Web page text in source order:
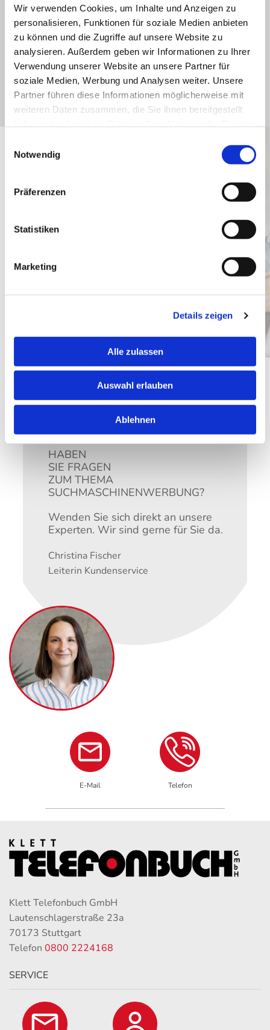
Wir verwenden Cookies, um Inhalte und Anzeigen zu
personalisieren, Funktionen für soziale Medien anbieten
zu können und die Zugriffe auf unsere Website zu
analysieren. Außerdem geben wir Informationen zu Ihrer
Verwendung unserer Website an unsere Partner für
soziale Medien, Werbung und Analysen weiter. Unsere
Partner führen diese Informationen möglicherweise mit
weiteren Daten zusammen, die Sie ihnen bereitgestellt
Notwendig
Präferenzen
Statistiken
Marketing
Details zeigen
Alle zulassen
Auswahl erlauben
Ablehnen
Stellen Sie Ihre Angebote und
Dienstleistungen optimal vor
jetzt Information anfordern
IHRE VORTEILE DURCH UNSEREN
Ihre Kampagne wird von unseren Experten
optimal gesteuert
erhalten Sie transparent und übersichtlich
über unser Kundenportal
Ihr persönlicher Kampagnen Manager ist
jederzeit bei Fragen ansprechbar
HABEN
SIE FRAGEN
ZUM THEMA
SUCHMASCHINENWERBUNG?
Wenden Sie sich direkt an unsere
Experten. Wir sind gerne für Sie da.
Christina Fischer
Leiterin Kundenservice
E-Mail Telefon
Klett Telefonbuch GmbH
Lautenschlagerstraße 23a
70173 Stuttgart
Telefon 0800 2224168
SERVICE